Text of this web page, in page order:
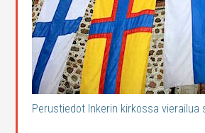
Perustiedot Inkerin kirkossa vierailua